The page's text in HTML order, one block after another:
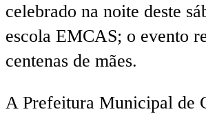
celebrado na noite deste
escola EMCAS; o evento
centenas de mães.
A Prefeitura Municipal de